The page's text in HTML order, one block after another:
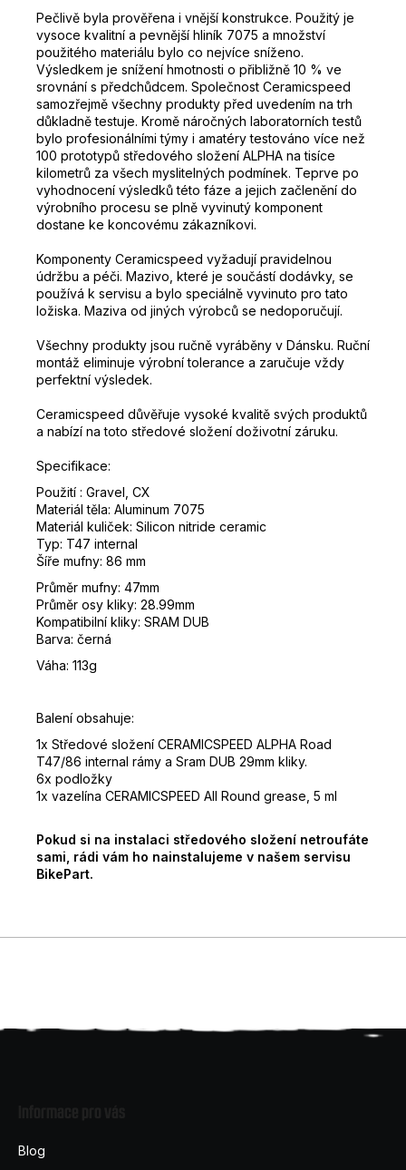
Pečlivě byla prověřena i vnější konstrukce. Použitý je
vysoce kvalitní a pevnější hliník 7075 a množství
použitého materiálu bylo co nejvíce sníženo.
Výsledkem je snížení hmotnosti o přibližně 10 % ve
srovnání s předchůdcem. Společnost Ceramicspeed
samozřejmě všechny produkty před uvedením na trh
důkladně testuje. Kromě náročných laboratorních testů
bylo profesionálními týmy i amatéry testováno více než
100 prototypů středového složení ALPHA na tisíce
kilometrů za všech myslitelných podmínek. Teprve po
vyhodnocení výsledků této fáze a jejich začlenění do
výrobního procesu se plně vyvinutý komponent
dostane ke koncovému zákazníkovi.
Komponenty Ceramicspeed vyžadují pravidelnou
údržbu a péči. Mazivo, které je součástí dodávky, se
používá k servisu a bylo speciálně vyvinuto pro tato
ložiska. Maziva od jiných výrobců se nedoporučují.
Všechny produkty jsou ručně vyráběny v Dánsku. Ruční
montáž eliminuje výrobní tolerance a zaručuje vždy
perfektní výsledek.
Ceramicspeed důvěřuje vysoké kvalitě svých produktů
a nabízí na toto středové složení doživotní záruku.
Specifikace:
Použití : Gravel, CX
Materiál těla: Aluminum 7075
Materiál kuliček: Silicon nitride ceramic
Typ: T47 internal
Šíře mufny: 86 mm
Průměr mufny: 47mm
Průměr osy kliky: 28.99mm
Kompatibilní kliky: SRAM DUB
Barva: černá
Váha: 113g
Balení obsahuje:
1x Středové složení CERAMICSPEED ALPHA Road
T47/86 internal rámy a Sram DUB 29mm kliky.
6x podložky
1x vazelína CERAMICSPEED All Round grease, 5 ml
Pokud si na instalaci středového složení netroufáte
sami, rádi vám ho nainstalujeme v našem servisu
BikePart.
Blog